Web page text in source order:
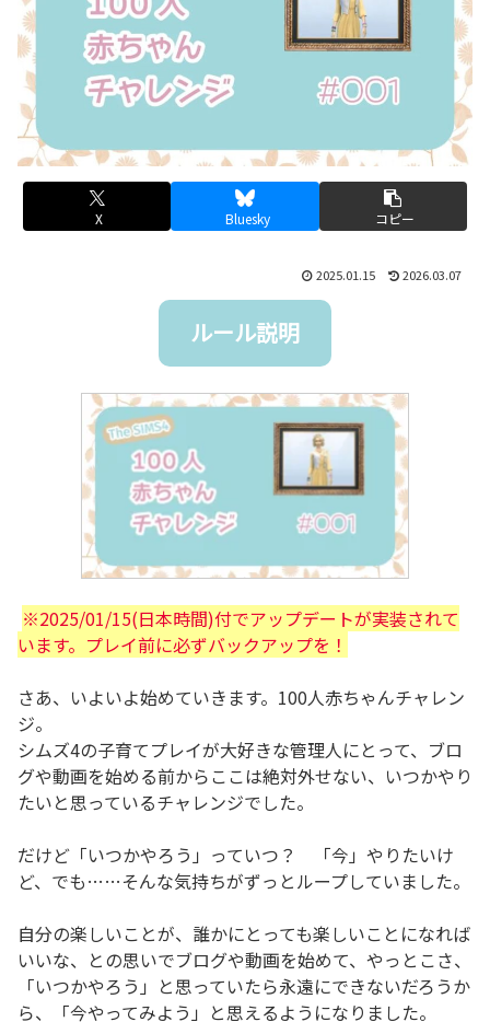
X Bluesky コピー
2025.01.15 2026.03.07
ルール説明
※2025/01/15(日本時間)付でアップデートが実装されて
います。プレイ前に必ずバックアップを！
さあ、いよいよ始めていきます。100人赤ちゃんチャレン
ジ。
シムズ4の子育てプレイが大好きな管理人にとって、ブロ
グや動画を始める前からここは絶対外せない、いつかやり
たいと思っているチャレンジでした。
だけど「いつかやろう」っていつ？ 「今」やりたいけ
ど、でも……そんな気持ちがずっとループしていました。
自分の楽しいことが、誰かにとっても楽しいことになれば
いいな、との思いでブログや動画を始めて、やっとこさ、
「いつかやろう」と思っていたら永遠にできないだろうか
ら、「今やってみよう」と思えるようになりました。